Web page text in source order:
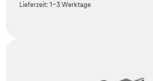
Lieferzeit:1-3 Werktage